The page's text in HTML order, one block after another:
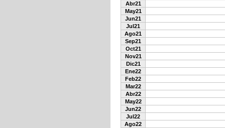
Abr21
May21
Jun21
Jul21
Ago21
Sep21
Oct21
Nov21
Dic21
Ene22
Feb22
Mar22
Abr22
May22
Jun22
Jul22
Ago22